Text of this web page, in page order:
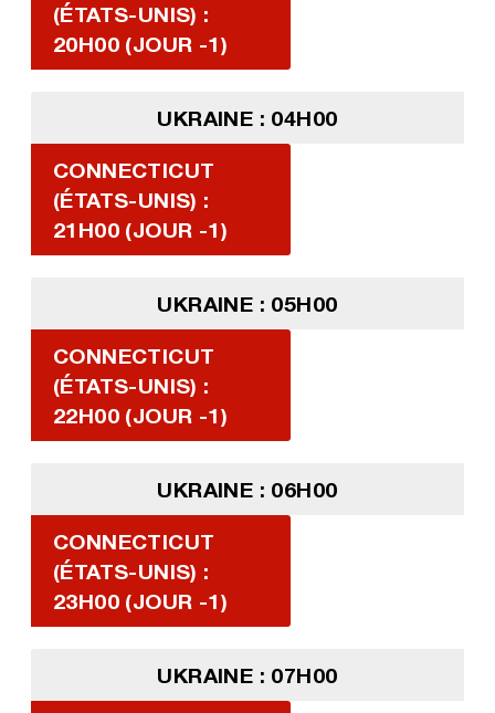
(ÉTATS-UNIS) :
20H00 (JOUR -1)
UKRAINE : 04H00
CONNECTICUT
(ÉTATS-UNIS) :
21H00 (JOUR -1)
UKRAINE : 05H00
CONNECTICUT
(ÉTATS-UNIS) :
22H00 (JOUR -1)
UKRAINE : 06H00
CONNECTICUT
(ÉTATS-UNIS) :
23H00 (JOUR -1)
UKRAINE : 07H00